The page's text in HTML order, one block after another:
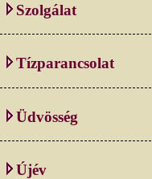
Szolgálat
Tízparancsolat
Üdvösség
Újév